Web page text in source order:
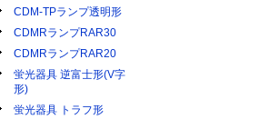
CDM-TPランプ透明形
CDMRランプRAR30
CDMRランプRAR20
蛍光器具 逆富士形(V字
形)
蛍光器具 トラフ形